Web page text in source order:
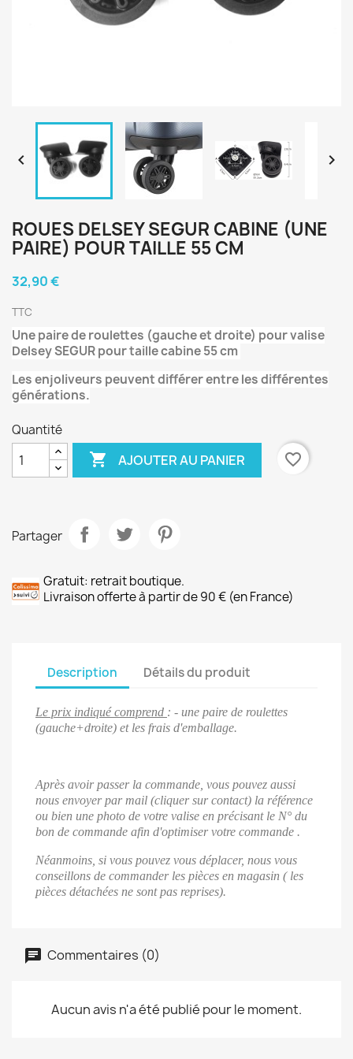
 
ROUES DELSEY SEGUR CABINE (UNE
PAIRE) POUR TAILLE 55 CM
32,90 €
TTC
Une paire de roulettes (gauche et droite) pour valise
DelseySEGUR pour taille cabine 55 cm
Les enjoliveurs peuvent différer entre les différentes
générations.
Quantité
 AJOUTER AU PANIER favorite_border
Partager
Gratuit: retrait boutique.
Livraison offerte à partir de 90 € (en France)
Description Détails du produit
Le prix indiqué comprend : - une paire de roulettes
(gauche+droite) etles frais d'emballage.
Après avoir passer la commande, vous pouvez aussi
nous envoyer par mail (cliquer sur contact) la référence
ou bien une photo de votre valise en précisant le N° du
bon de commande afin d'optimiser votre commande .
Néanmoins, si vous pouvez vous déplacer, nous vous
conseillons de commander les pièces en magasin ( les
pièces détachées ne sont pas reprises).
Commentaires (0)
Aucun avis n'a été publié pour le moment.